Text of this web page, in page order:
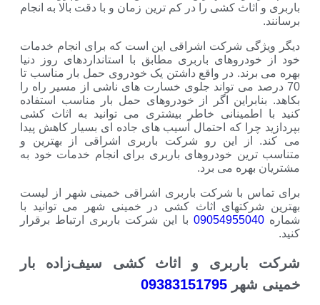
کشی را در کم ترین زمان و با دقت بالا به انجام
شرکت اشراقی این است که برای انجام خدمات
باربری مطابق با استانداردهای روز دنیا
در واقع داشتن یک خودروی حمل بار مناسب تا
تواند جلوی خسارت های ناشی از مسیر راه را
اگر از خودروهای حمل بار مناسب استفاده
خاطر بیشتری می توانید به اثاث کشی
که احتمال آسیب های جاده ای بسیار کاهش پیدا
این رو شرکت باربری اشراقی از بهترین و
خودروهای باربری برای انجام خدمات خود به
می برد.
شرکت باربری اشراقی خمینی شهر از لیست
اثاث کشی در خمینی شهر می توانید با
با این شرکت باربری ارتباط برقرار
و اثاث کشی سیف‌زاده بار
09383151795